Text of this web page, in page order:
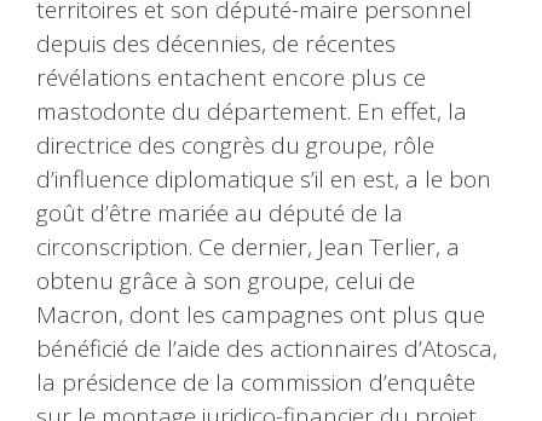
territoires et son député-maire personnel
depuis des décennies, de récentes
révélations entachent encore plus ce
mastodonte du département. En effet, la
directrice des congrès du groupe, rôle
d’influence diplomatique s’il en est, a le bon
goût d’être mariée au député de la
circonscription. Ce dernier, Jean Terlier, a
obtenu grâce à son groupe, celui de
Macron, dont les campagnes ont plus que
bénéficié de l’aide des actionnaires d’Atosca,
la présidence de la commission d’enquête